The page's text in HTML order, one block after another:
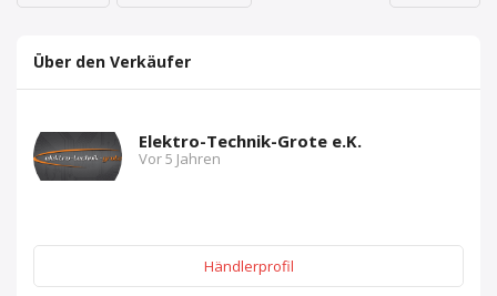
Über den Verkäufer
Elektro-Technik-Grote e.K.
Vor 5 Jahren
Händlerprofil